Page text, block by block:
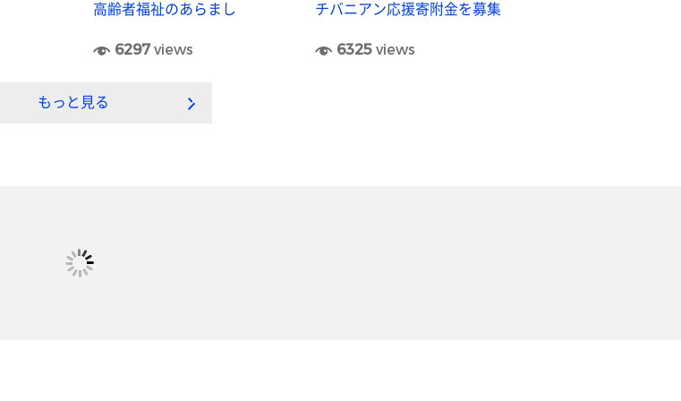
高齢者福祉のあらまし
6297views
チバニアン応援寄附金を募集
6325 views
もっと見る